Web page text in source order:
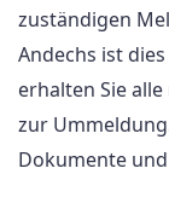
zuständigen
Andechs ist
erhalten Sie
zur
Dokumente